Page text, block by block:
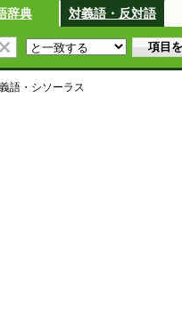
辞典 対義語・反対語
語・シソーラス